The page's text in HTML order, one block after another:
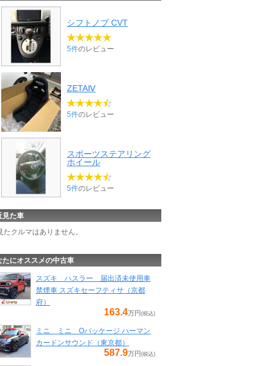
シフトノブ CVT
5件のレビュー
ZETAⅣ
5件のレビュー
スポーツステアリング
ホイール
5件のレビュー
見た車
たクルマはありません。
たにオススメの中古車
スズキ ハスラー 届出済未使用車
禁煙車 スズキセーフティサ（京都
府）
163.4万円(税込)
ミニ ミニ Oパッケージ ハーマン
カードンサウンド（東京都）
587.9万円(税込)